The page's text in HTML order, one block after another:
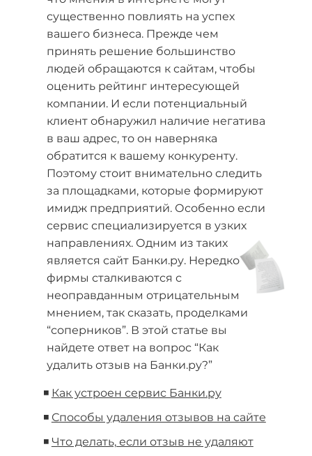
существенно повлиять на успех
вашего бизнеса. Прежде чем
принять решение большинство
людей обращаются к сайтам, чтобы
оценить рейтинг интересующей
компании. И если потенциальный
клиент обнаружил наличие негатива
в ваш адрес, то он наверняка
обратится к вашему конкуренту.
Поэтому стоит внимательно следить
за площадками, которые формируют
имидж предприятий. Особенно если
сервис специализируется в узких
направлениях. Одним из таких
является сайт Банки.ру. Нередко
фирмы сталкиваются с
неоправданным отрицательным
мнением, так сказать, проделками
“соперников”. В этой статье вы
найдете ответ на вопрос “Как
удалить отзыв на Банки.ру?”
◾ Как устроен сервис Банки.ру
◾ Способы удаления отзывов на сайте
◾ Что делать, если отзыв не удаляют